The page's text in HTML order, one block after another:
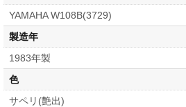
YAMAHA W108B(3729)
製造年
1983年製
色
サペリ(艶出)